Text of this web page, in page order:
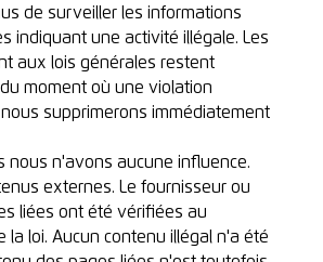
de surveiller les informations
indiquant une activité illégale. Les
aux lois générales restent
moment où une violation
supprimerons immédiatement
nous n'avons aucune influence.
externes. Le fournisseur ou
liées ont été vérifiées au
loi. Aucun contenu illégal n'a été